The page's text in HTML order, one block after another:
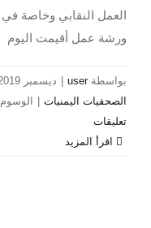
العمل النقابي وخاصة في
ورشة عمل أقيمت اليوم
بواسطةuser ديسمبر 29th, 2019
الصحفيات اليمنيات
تعليقات